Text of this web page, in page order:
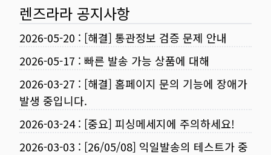
렌즈라라 공지사항
2026-05-20 : [해결] 통관정보 검증 문제 안내
2026-05-17 : 빠른 발송 가능 상품에 대해
2026-03-27 : [해결] 홈페이지 문의 기능에 장애가
발생 중입니다.
2026-03-24: [중요] 피싱메세지에 주의하세요!
2026-03-03 : [26/05/08] 익일발송의 테스트가 중